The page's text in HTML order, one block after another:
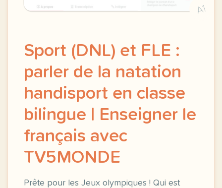
A1
Sport (DNL) et FLE :
parler de la natation
handisport en classe
bilingue | Enseigner le
français avec
TV5MONDE
Prête pour les Jeux olympiques ! Qui est